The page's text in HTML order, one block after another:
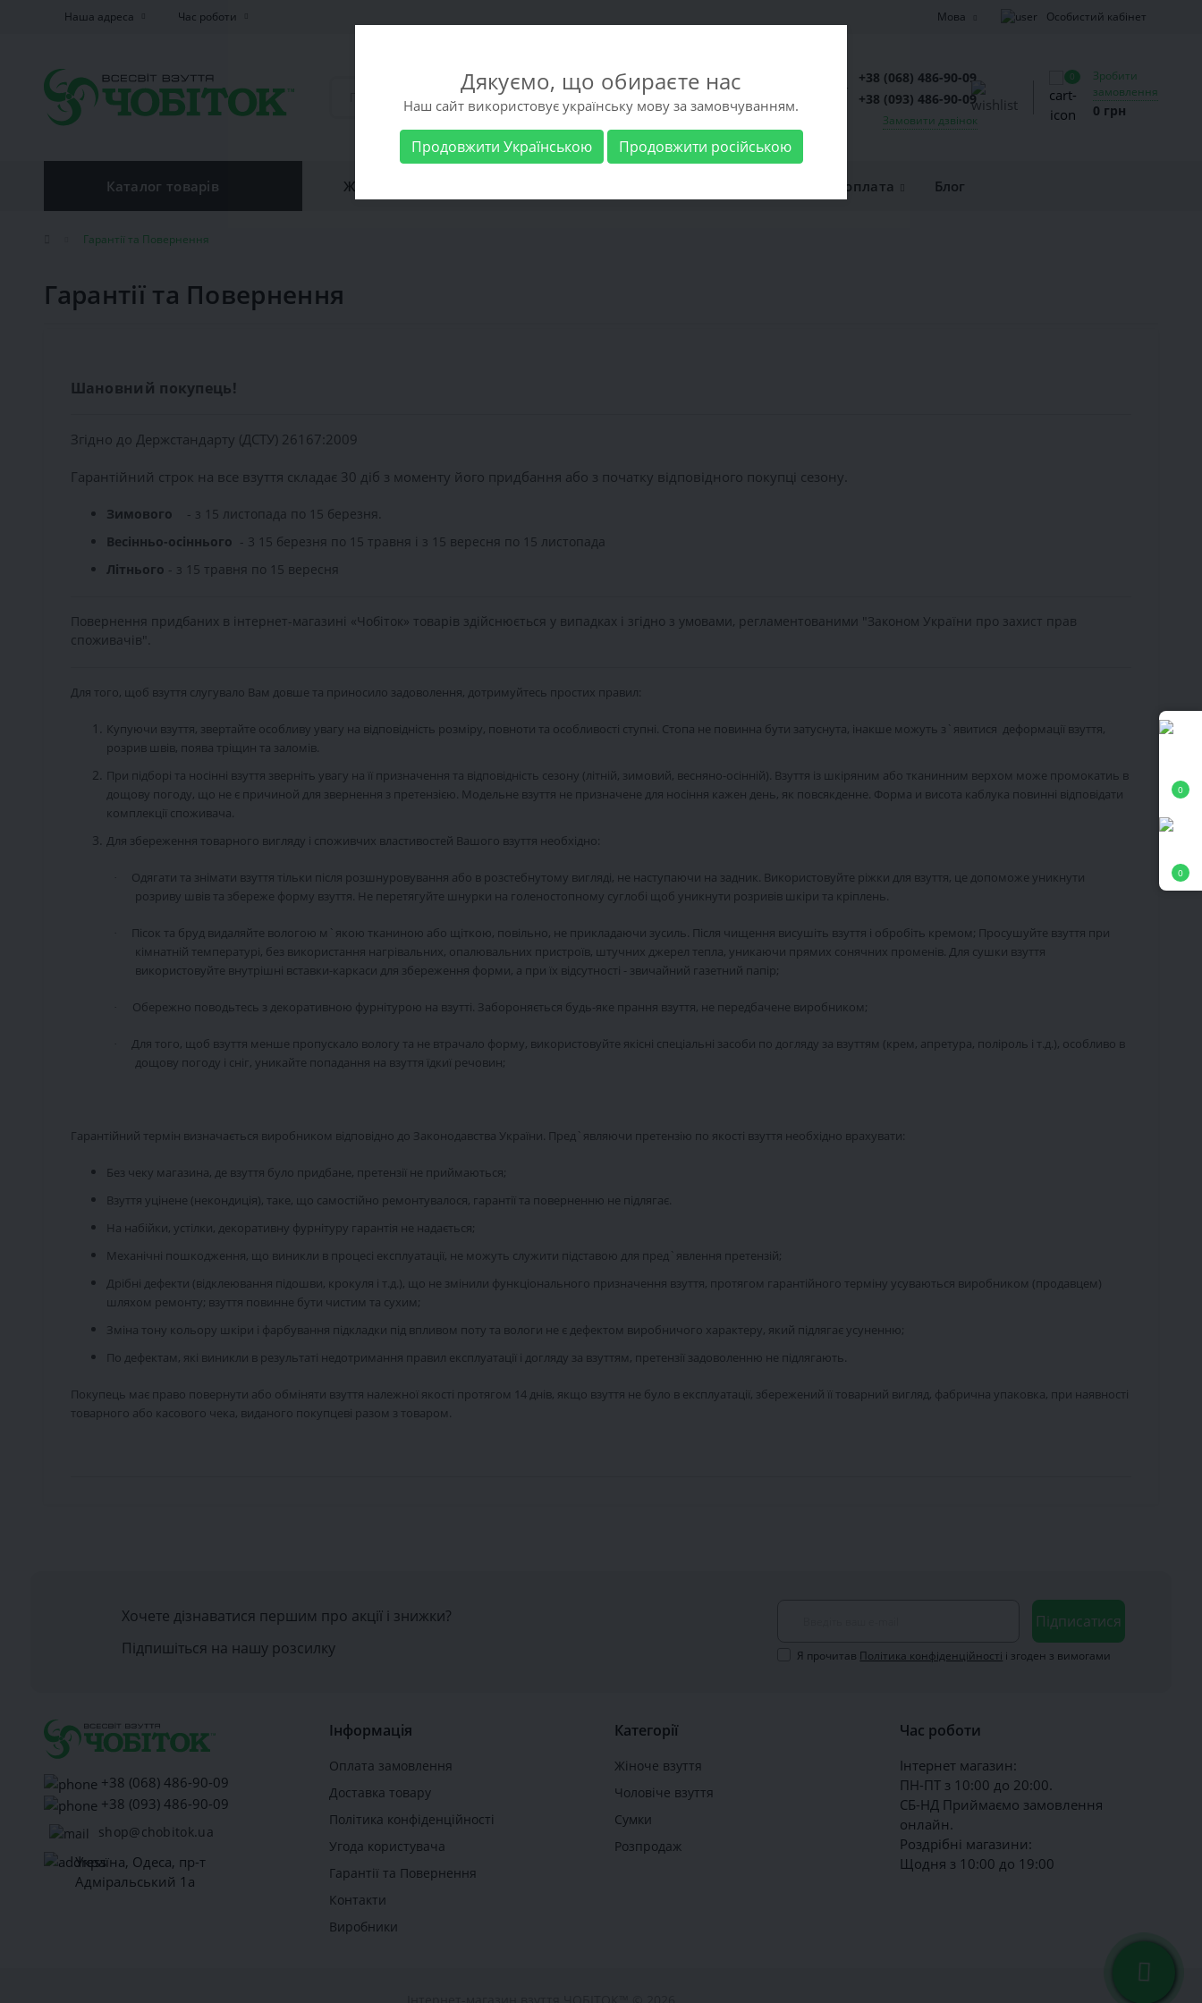
0
0
Наша адреса Час роботи Мова Особистий кабінет
+38 (068) 486-90-09
+38 (093) 486-90-09
Замовити дзвінок
0
Зробити
замовлення
0 грн
Каталог товарів Жiноче взуття Доставка та оплата Блог
Гарантії та Повернення
Гарантії та Повернення
Шановний покупець!
Згідно до Держстандарту (ДСТУ) 26167:2009
Гарантійний строк на все взуття складає 30 діб з моменту його придбання або з початку відповідного покупці сезону.
Зимового - з 15 листопада по 15 березня.
Весінньо-осіннього - 3 15 березня по 15 травня і з 15 вересня по 15 листопада
Літнього - з 15 травня по 15 вересня
Повернення придбаних в інтернет-магазині «Чобіток» товарів здійснюється у випадках і згідно з умовами, регламентованими "Законом України про захист прав
споживачів".
Для того, щоб взуття слугувало Вам довше та приносило задоволення, дотримуйтесь простих правил:
Купуючи взуття, звертайте особливу увагу на відповідність розміру, повноти та особливості ступні. Стопа не повинна бути затуснута, інакше можуть з`явитися деформації взуття,
розрив швів, поява тріщин та заломів.
При підборі та носінні взуття зверніть увагу на її призначення та відповідність сезону (літній, зимовий, весняно-осінній). Взуття із шкіряним або тканинним верхом може промокатиь в
дощову погоду, що не є причиной для звернення з претензією. Модельне взуття не призначене для носіння кажен день, як повсякденне. Форма и висота каблука повинні відповідати
комплекції споживача.
Для збереження товарного вигляду і споживчих властивостей Вашого взуття необхідно:
Одягати та знімати взуття тільки після розшнуровування або в розстебнутому вигляді, не наступаючи на задник. Використовуйте ріжки для взуття, це допоможе уникнути
розриву швів та збереже форму взуття. Не перетягуйте шнурки на голеностопному суглобі щоб уникнути розривів шкіри та кріплень.
Пісок та бруд видаляйте вологою м`якою тканиною або щіткою, повільно, не прикладаючи зусиль. Після чищення висушіть взуття і обробіть кремом; Просушуйте взуття при
кімнатній температурі, без використання нагрівальних, опалювальних пристроїв, штучних джерел тепла, уникаючи прямих сонячних променів. Для сушки взуття
використовуйте внутрішні вставки-каркаси для збереження форми, а при їх відсутності - звичайний газетний папір;
Обережно поводьтесь з декоративною фурнітурою на взутті. Забороняється будь-яке прання взуття, не передбачене виробником;
Для того, щоб взуття менше пропускало вологу та не втрачало форму, використовуйте якісні спеціальні засоби по догляду за взуттям (крем, апретура, поліроль і т.д.), особливо в
дощову погоду і сніг, уникайте попадання на взуття їдкиї речовин;
Гарантійний термін визначається виробником відповідно до Законодавства України. Пред`являючи претензію по якості взуття необхідно врахувати:
Без чеку магазина, де взуття було придбане, претензії не приймаються;
Взуття уцінене (некондиція), таке, що самостійно ремонтувалося, гарантії та поверненню не підлягає.
На набійки, устілки, декоративну фурнітуру гарантія не надається;
Механічні пошкодження, що виникли в процесі експлуатації, не можуть служити підставою для пред`явлення претензій;
Дрібні дефекти (відклеювання підошви, крокуля і т.д.), що не змінили функціонального призначення взуття, протягом гарантійного терміну усуваються виробником (продавцем)
шляхом ремонту; взуття повинне бути чистим та сухим;
Зміна тону кольору шкіри і фарбування підкладки під впливом поту та вологи не є дефектом виробничого характеру, який підлягає усуненню;
По дефектам, які виникли в результаті недотримання правил експлуатації і догляду за взуттям, претензії задоволенню не підлягають.
Покупець має право повернути або обміняти взуття належної якості протягом 14 днів, якщо взуття не було в експлуатації, збережений її товарний вигляд, фабрична упаковка, при наявності
товарного або касового чека, виданого покупцеві разом з товаром.
Хочете дізнаватися першим про акції і знижки?
Підпишіться на нашу розсилку
Підписатися
Я прочитав Політика конфіденційності і згоден з вимогами
+38 (068) 486-90-09
+38 (093) 486-90-09
shop@chobitok.ua
Україна, Одеса, пр-т
Адміральський 1а
Інформація
Оплата замовлення
Доставка товару
Політика конфіденційності
Угода користувача
Гарантії та Повернення
Контакти
Виробники
Категорії
Жіноче взуття
Чоловіче взуття
Сумки
Розпродаж
Час роботи
Інтернет магазин:
ПН-ПТ з 10:00 до 20:00.
СБ-НД Приймаємо замовлення
онлайн.
Роздрібні магазини:
Щодня з 10:00 до 19:00
Дякуємо, що обираєте нас
Наш сайт використовує українську мову за замовчуванням.
Продовжити Українською Продовжити російською